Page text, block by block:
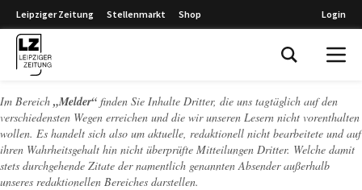
Leipziger Zeitung Stellenmarkt Shop Login
Im Bereich „Melder“ finden Sie Inhalte Dritter, die uns tagtäglich auf den
verschiedensten Wegen erreichen und die wir unseren Lesern nicht vorenthalten
wollen. Es handelt sich also um aktuelle, redaktionell nicht bearbeitete und auf
ihren Wahrheitsgehalt hin nicht überprüfte Mitteilungen Dritter. Welche damit
stets durchgehende Zitate der namentlich genannten Absender außerhalb
unseres redaktionellen Bereiches darstellen.